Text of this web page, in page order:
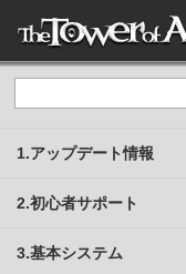
1.アップデート情報
2.初心者サポート
3.基本システム